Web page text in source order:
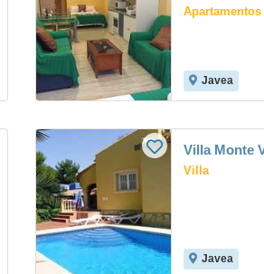
Apartamentos
Javea
Villa Monte
Villa
Javea